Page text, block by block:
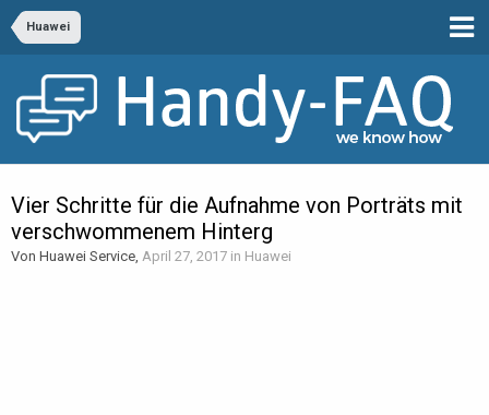
Huawei
Vier Schritte für die Aufnahme von Porträts mit
verschwommenem Hinterg
Von Huawei Service, April 27, 2017 in Huawei